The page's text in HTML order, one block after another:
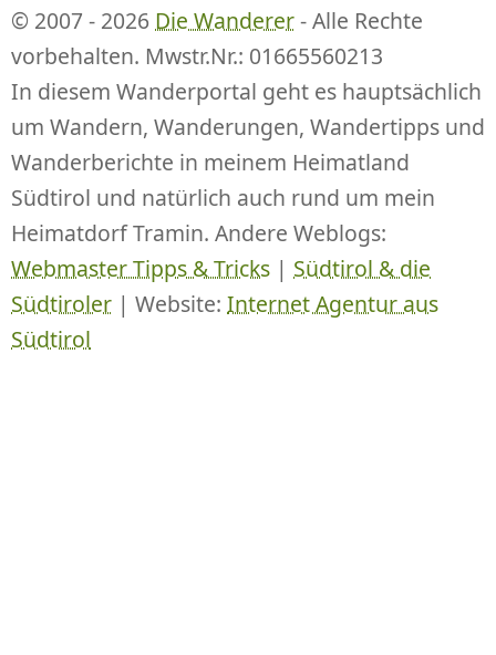
© 2007 - 2026 Die Wanderer- Alle Rechte
vorbehalten. Mwstr.Nr.: 01665560213
In diesem Wanderportal geht es hauptsächlich
um Wandern, Wanderungen, Wandertipps und
Wanderberichte in meinem Heimatland
Südtirol und natürlich auch rund um mein
Heimatdorf Tramin. Andere Weblogs:
Webmaster Tipps & Tricks | Südtirol & die
Südtiroler | Website: Internet Agentur aus
Südtirol